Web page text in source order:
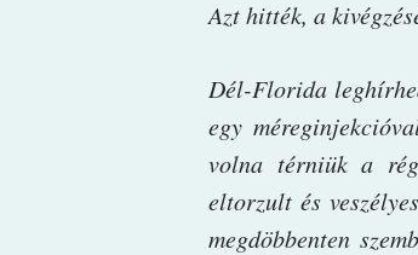
Azt ​hitték, a
Dél-Florida
egy
volna térniük a
eltorzult és
megdöbbenten